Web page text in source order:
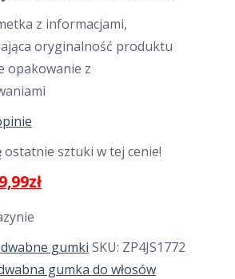
z informacjami,
oryginalność produktu
opakowanie z
ostatnie sztuki w tej cenie!
złAktualna
89,99zł.
gumki SKU: ZP4JS1772
gumka do włosów